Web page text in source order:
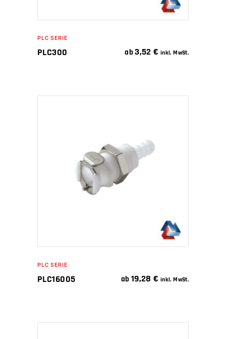
PLC SERIE
PLC300 ab3,52€ inkl. MwSt.
IN DEN WARENKORB
PLC SERIE
PLC16005 ab 19,28€ inkl. MwSt.